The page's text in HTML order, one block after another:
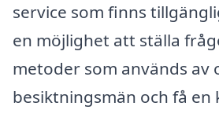
service som finns
en möjlighet att ställa
metoder som används av
besiktningsmän och få en